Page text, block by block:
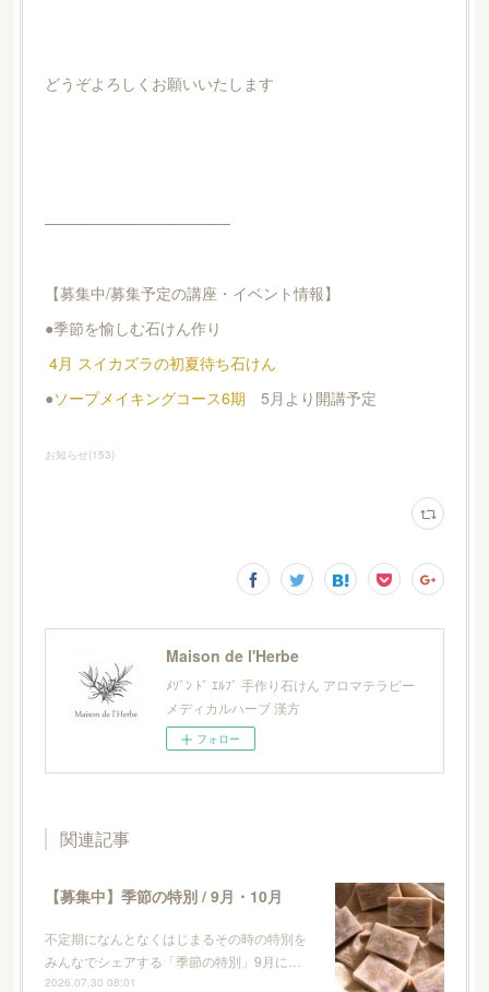
どうぞよろしくお願いいたします
─────────────────
【募集中/募集予定の講座・イベント情報】
●季節を愉しむ石けん作り
4月 スイカズラの初夏待ち石けん
●ソープメイキングコース6期 5月より開講予定
お知らせ(153)
Maison de l'Herbe
ﾒｿﾞﾝ ﾄﾞ ｴﾙﾌﾞ 手作り石けん アロマテラピー
メディカルハーブ 漢方
フォロー
関連記事
【募集中】季節の特別 / 9月・10月
不定期になんとなくはじまるその時の特別を
みんなでシェアする「季節の特別」9月に…
2026.07.30 08:01